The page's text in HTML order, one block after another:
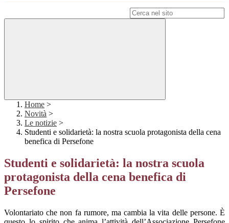
Home >
Novità >
Le notizie >
Studenti e solidarietà: la nostra scuola protagonista della cena
benefica di Persefone
Studenti e solidarietà: la nostra scuola
protagonista della cena benefica di
Persefone
Volontariato che non fa rumore, ma cambia la vita delle persone. È